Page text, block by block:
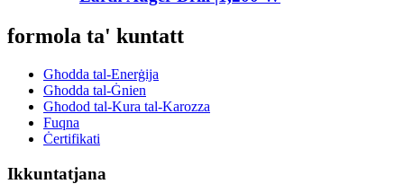
formola ta' kuntatt
Għodda tal-Enerġija
Għodda tal-Ġnien
Għodod tal-Kura tal-Karozza
Fuqna
Ċertifikati
Ikkuntatjana